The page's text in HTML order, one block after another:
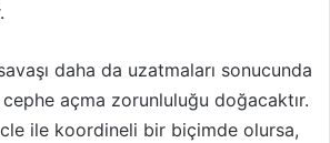
daha da uzatmaları sonucunda
açma zorunluluğu doğacaktır.
ile koordineli bir biçimde olursa,